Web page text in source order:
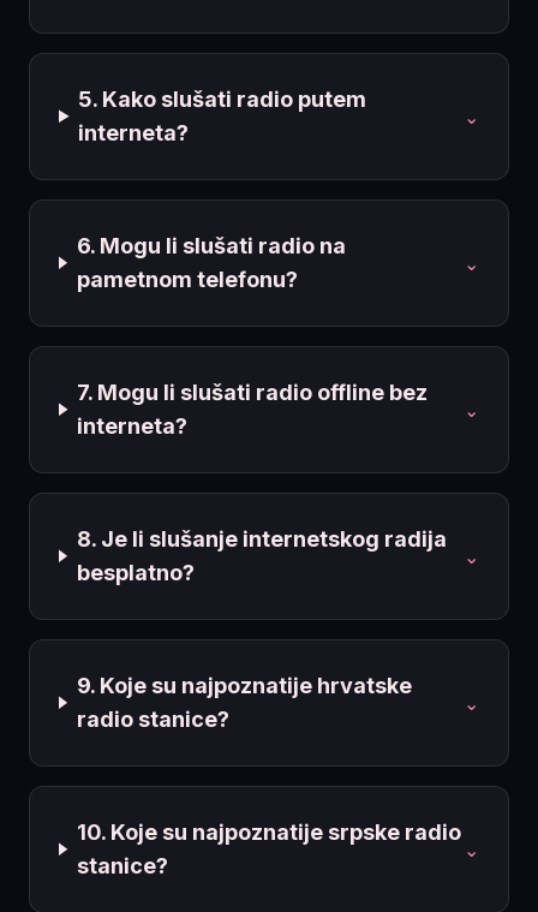
5. Kako slušati radio putem
interneta?
⌄
6. Mogu li slušati radio na
pametnom telefonu?
⌄
7. Mogu li slušati radio offline bez
interneta?
⌄
8. Je li slušanje internetskog radija
besplatno?
⌄
9. Koje su najpoznatije hrvatske
radio stanice?
⌄
10. Koje su najpoznatije srpske radio
stanice?
⌄